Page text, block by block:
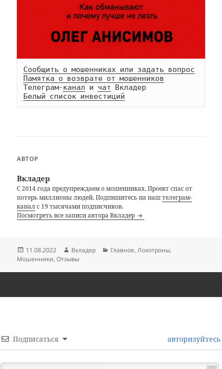
Сообщить о мошенниках или задать вопрос
Памятка о возврате от мошенников
Телеграм-канал и чат
Белый список инвестиций
АВТОР
Вкладер
С 2014 года предупреждаем о мошенниках. Проект спас от
потерь миллионы людей. Подпишитесь на наштелеграм-
каналс 19 тысячами подписчиков.
Посмотреть все записи автора Вкладер
Опубликовано
11.08.2022 Автор
Вкладер Рубрики
Главное,Лохотроны,
Мошенники,Отзывы
Подписаться авторизуйтесь
5000